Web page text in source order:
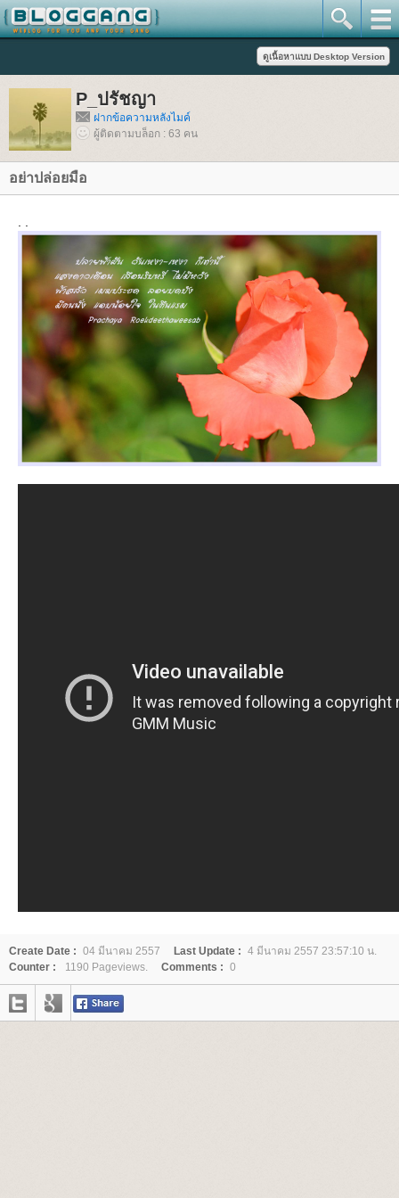
P_ปรัชญา
ฝากข้อความหลังไมค์
ผู้ติดตามบล็อก : 63 คน
อย่าปล่อยมือ
Create Date : 04 มีนาคม 2557 Last Update : 4 มีนาคม 2557 23:57:10 น.
Counter :
1190 Pageviews. Comments : 0